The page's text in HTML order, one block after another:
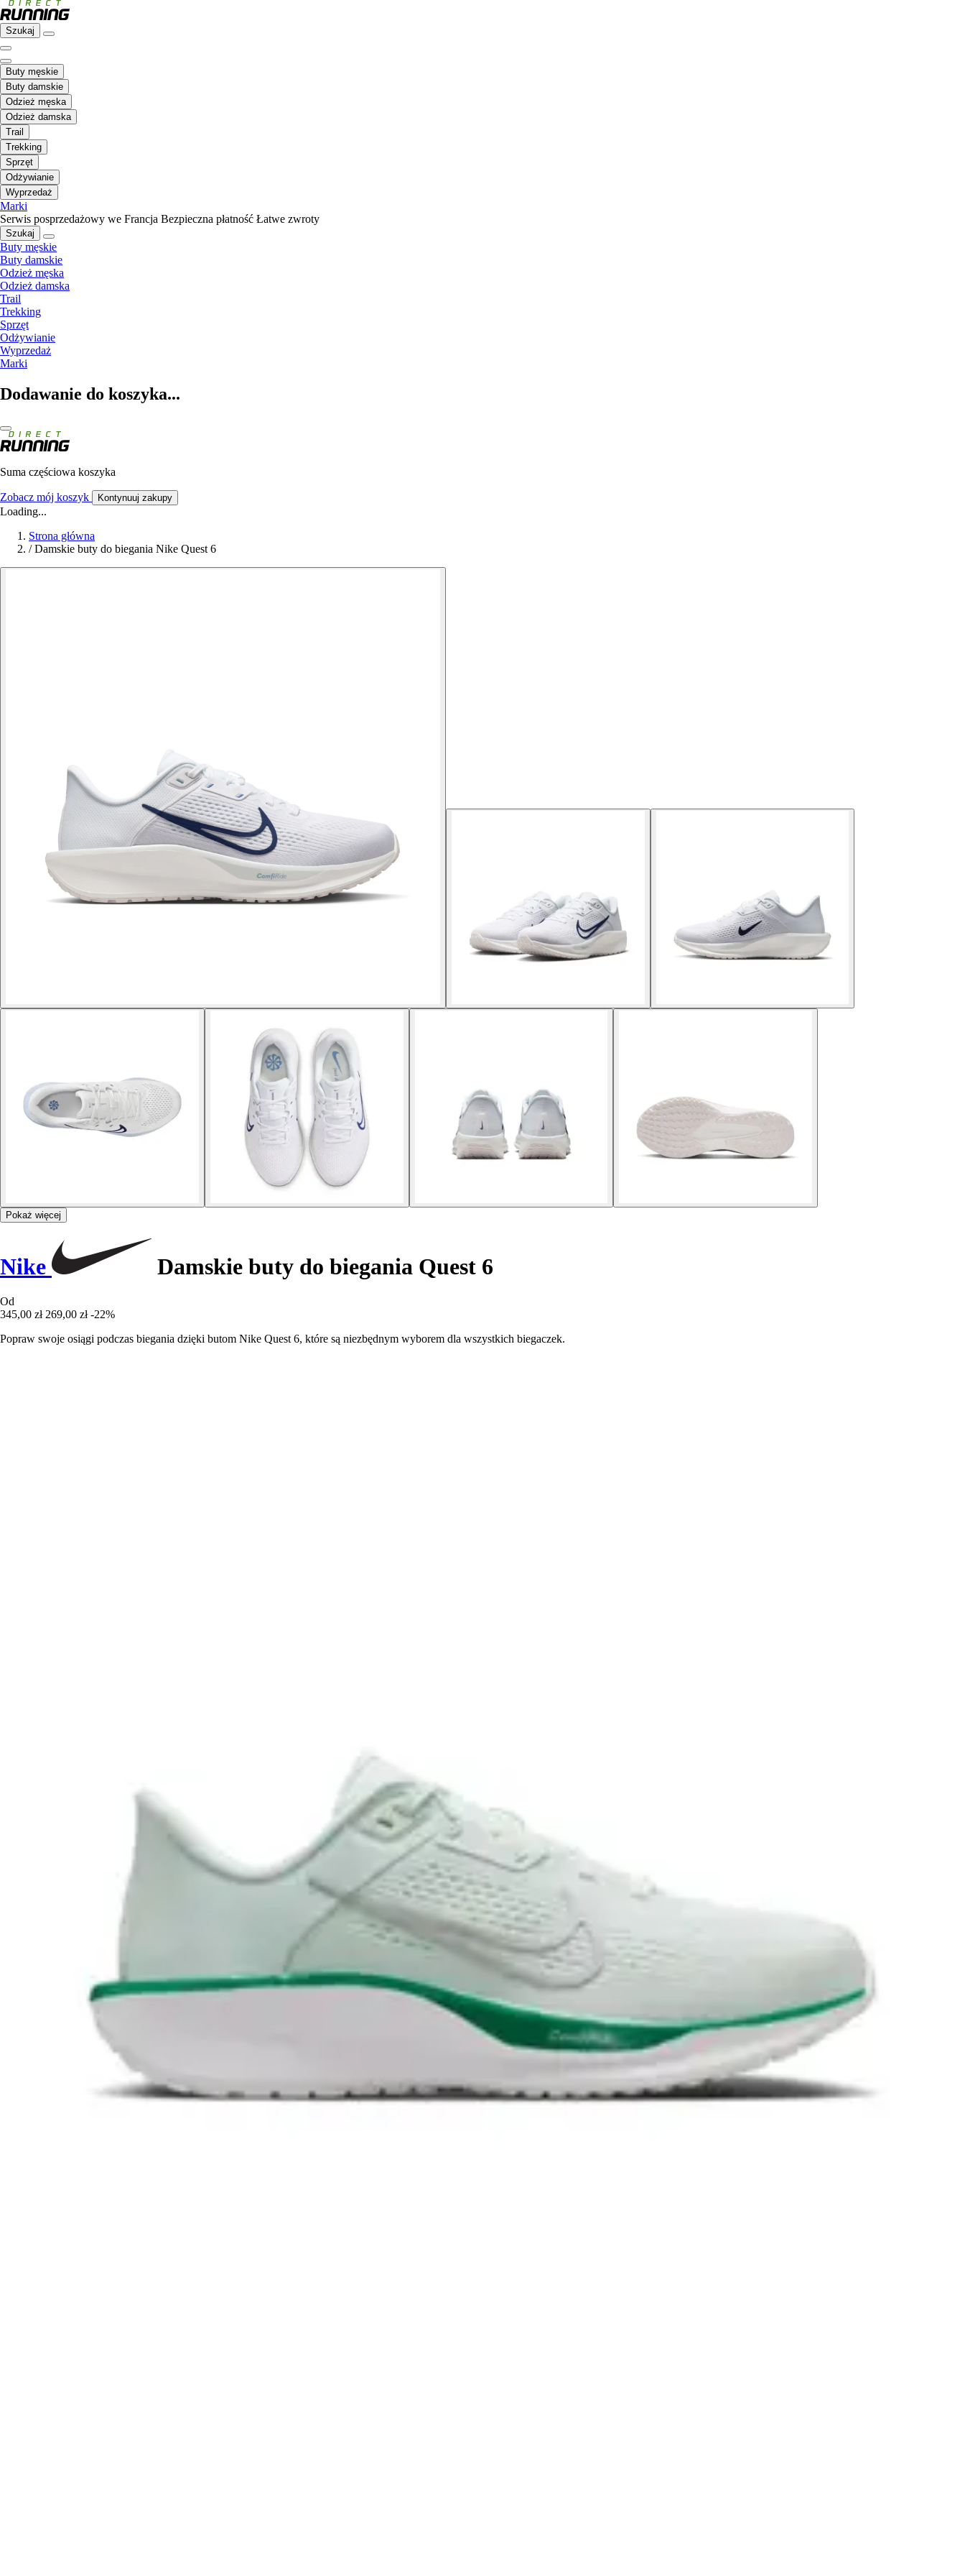
Szukaj
Buty męskie
Buty damskie
Odzież męska
Odzież damska
Trail
Trekking
Sprzęt
Odżywianie
Wyprzedaż
Marki
Serwis posprzedażowy we Francja Bezpieczna płatność Łatwe zwroty
Szukaj
Buty męskie
Buty damskie
Odzież męska
Odzież damska
Trail
Trekking
Sprzęt
Odżywianie
Wyprzedaż
Marki
Dodawanie do koszyka...
Suma częściowa koszyka
Zobacz mój koszyk Kontynuuj zakupy
Loading...
Strona główna
/ Damskie buty do biegania Nike Quest 6
Pokaż więcej
Nike Damskie buty do biegania Quest 6
Od
345,00 zł 269,00 zł -22%
Popraw swoje osiągi podczas biegania dzięki butom Nike Quest 6, które są niezbędnym wyborem dla wszystkich biegaczek.